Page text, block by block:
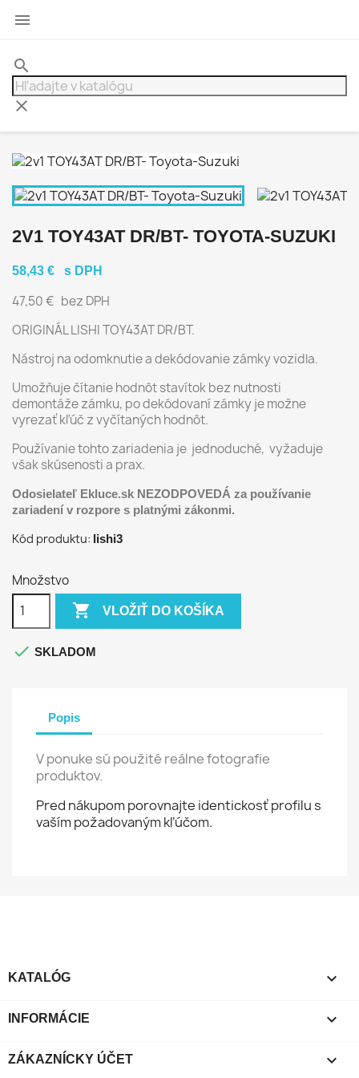

search
clear
2V1 TOY43AT DR/BT- TOYOTA-SUZUKI
58,43 € s DPH
47,50 € bez DPH
ORIGINÁL LISHI TOY43AT DR/BT.
Nástroj na odomknutie a dekódovanie zámky vozidla.
Umožňuje čítanie hodnôt stavítok bez nutnosti
demontáže zámku, po dekódovaní zámky je možne
vyrezať kľúč z vyčítaných hodnôt.
Používanie tohto zariadenia je jednoduché, vyžaduje
však skúsenosti a prax.
Odosielateľ Ekluce.sk NEZODPOVEDÁ za používanie
zariadení v rozpore s platnými zákonmi.
Kód produktu: lishi3
Množstvo
 VLOŽIŤ DO KOŠÍKA
 SKLADOM
Popis
V ponuke sú použité reálne fotografie
produktov.
Pred nákupom porovnajte identickosť profilu s
vaším požadovaným kľúčom.
KATALÓG 
INFORMÁCIE 
ZÁKAZNÍCKY ÚČET 